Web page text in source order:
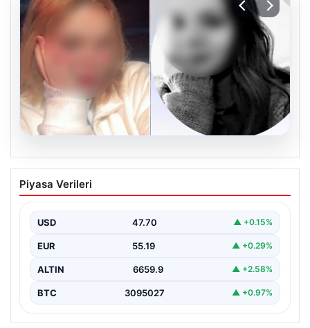
Hatay’da sır olay. Göğsünden vurulmuş
halde bulundu, telefonundan olay anının
{“title”: “Hatay’da Gizemli Olay: Göğsünden Yaralanan
Piyasa Verileri
USD 47.70 ▲ +0.15%
EUR 55.19 ▲ +0.29%
ALTIN 6659.9 ▲ +2.58%
BTC 3095027 ▲ +0.97%